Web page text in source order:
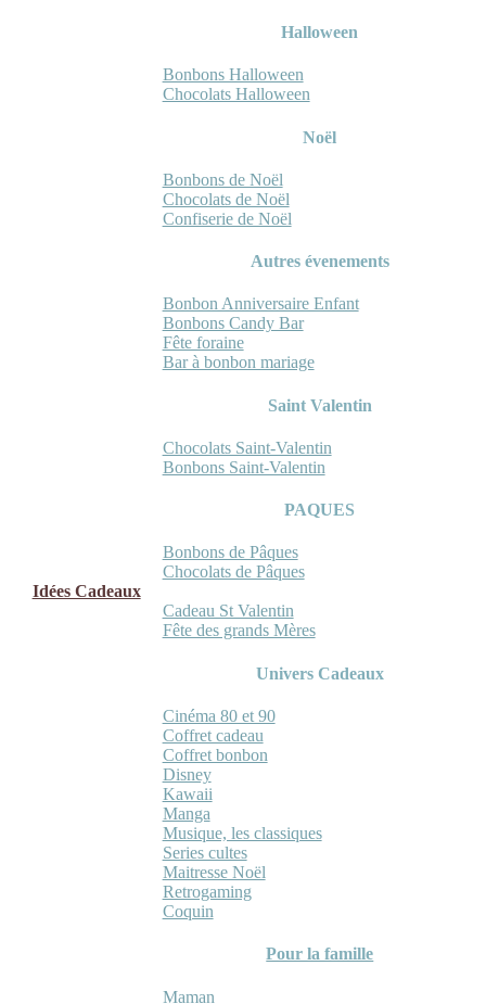
Halloween
Bonbons Halloween
Chocolats Halloween
Noël
Bonbons de Noël
Chocolats de Noël
Confiserie de Noël
Autres évenements
Bonbon Anniversaire Enfant
Bonbons Candy Bar
Fête foraine
Bar à bonbon mariage
Saint Valentin
Chocolats Saint-Valentin
Bonbons Saint-Valentin
PAQUES
Bonbons de Pâques
Chocolats de Pâques
Idées Cadeaux
Cadeau St Valentin
Fête des grands Mères
Univers Cadeaux
Cinéma 80 et 90
Coffret cadeau
Coffret bonbon
Disney
Kawaii
Manga
Musique, les classiques
Series cultes
Maitresse Noël
Retrogaming
Coquin
Pour la famille
Maman